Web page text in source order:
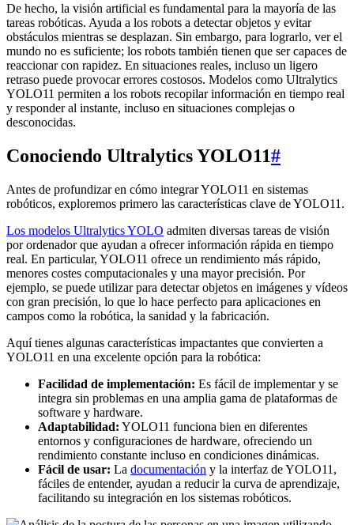
De hecho, la visión artificial es fundamental para la mayoría de las
tareas robóticas. Ayuda a los robots a detectar objetos y evitar
obstáculos mientras se desplazan. Sin embargo, para lograrlo, ver el
mundo no es suficiente; los robots también tienen que ser capaces de
reaccionar con rapidez. En situaciones reales, incluso un ligero
retraso puede provocar errores costosos. Modelos como Ultralytics
YOLO11 permiten a los robots recopilar información en tiempo real
y responder al instante, incluso en situaciones complejas o
desconocidas.
Conociendo Ultralytics YOLO11#
Antes de profundizar en cómo integrar YOLO11 en sistemas
robóticos, exploremos primero las características clave de YOLO11.
Los modelos Ultralytics YOLO admiten diversas tareas de visión
por ordenador que ayudan a ofrecer información rápida en tiempo
real. En particular, YOLO11 ofrece un rendimiento más rápido,
menores costes computacionales y una mayor precisión. Por
ejemplo, se puede utilizar para detectar objetos en imágenes y vídeos
con gran precisión, lo que lo hace perfecto para aplicaciones en
campos como la robótica, la sanidad y la fabricación.
Aquí tienes algunas características impactantes que convierten a
YOLO11 en una excelente opción para la robótica:
Facilidad de implementación: Es fácil de implementar y se
integra sin problemas en una amplia gama de plataformas de
software y hardware.
Adaptabilidad: YOLO11 funciona bien en diferentes
entornos y configuraciones de hardware, ofreciendo un
rendimiento constante incluso en condiciones dinámicas.
Fácil de usar: La documentación y la interfaz de YOLO11,
fáciles de entender, ayudan a reducir la curva de aprendizaje,
facilitando su integración en los sistemas robóticos.